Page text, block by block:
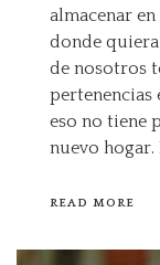
almacenar
donde
de nosotros
pertenencias
eso no tiene
nuevo hogar.
READ MORE